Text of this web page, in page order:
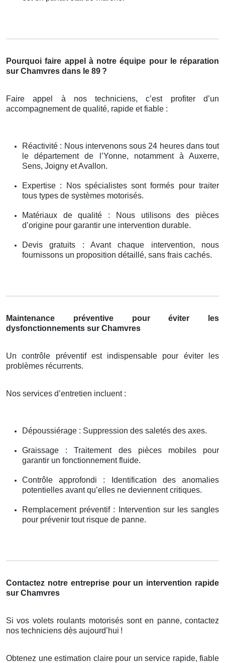
Pourquoi faire appel à notre équipe pour le réparation
sur Chamvres dans le 89 ?
Faire appel à nos techniciens, c’est profiter d’un
accompagnement de qualité, rapide et fiable :
Réactivité : Nous intervenons sous 24 heures dans tout
le département de l’Yonne, notamment à Auxerre,
Sens, Joigny et Avallon.
Expertise : Nos spécialistes sont formés pour traiter
tous types de systèmes motorisés.
Matériaux de qualité : Nous utilisons des pièces
d’origine pour garantir une intervention durable.
Devis gratuits : Avant chaque intervention, nous
fournissons un proposition détaillé, sans frais cachés.
Maintenance préventive pour éviter les
dysfonctionnements sur Chamvres
Un contrôle préventif est indispensable pour éviter les
problèmes récurrents.
Nos services d’entretien incluent :
Dépoussiérage : Suppression des saletés des axes.
Graissage : Traitement des pièces mobiles pour
garantir un fonctionnement fluide.
Contrôle approfondi : Identification des anomalies
potentielles avant qu’elles ne deviennent critiques.
Remplacement préventif : Intervention sur les sangles
pour prévenir tout risque de panne.
Contactez notre entreprise pour un intervention rapide
sur Chamvres
Si vos volets roulants motorisés sont en panne, contactez
nos techniciens dès aujourd’hui !
Obtenez une estimation claire pour un service rapide, fiable